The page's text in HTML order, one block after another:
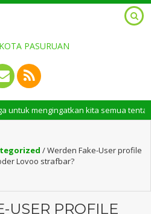
kita semua tentang
/Werden Fake-User profile
Lovoo strafbar?
USER PROFILE